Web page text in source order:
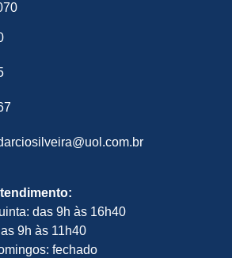
das 9h às 16h40
9h às 11h40
fechado